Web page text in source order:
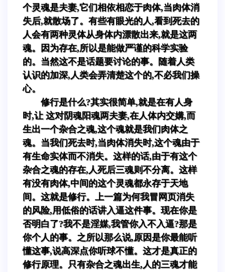
个灵魂是夫妻,它们相依相恋于肉体,当肉体消
失后,就散场了。有些有眼光的人,看到死去的
人会有两种灵体从身体内漂散出来,就是这两
魂。因为存在,所以是能做严谨的科学实验
的。当然这不是话题要讨论的事。随着人类
认识的加深,人类会弄清楚这个的,不必我们操
心。
修行是什么?其实很简单,就是在有人身
时,让 这对阴魂阳魂两夫妻,在人体内交媾,而
生出一个杂合之魂,这个魂就是我们肉体之
魂。当我们死去时,当肉体消失时,这个魂由于
有生命实体而不消失。这样的话,由于有这个
杂合之魂的存在,人死后三魂则不分离。这样
有没有肉体,中间的这个灵魂都永存于天地
间。这就是修行。上一篇为何我冒网页消失
的风险,用低俗的话讲入逼这件事。现在你是
否明白了?我不是淫媒,我管你入不入逼?那是
你个人的事。之所以那么说,原因是你最能听
懂这事,说高深点你听球不懂。这才是真正的
修行原理。只有杂合之魂出生,人的三魂才能